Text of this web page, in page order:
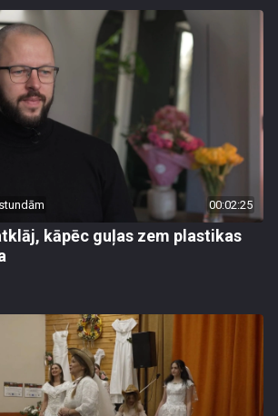
00:02:25
kāpēc guļas zem plastikas